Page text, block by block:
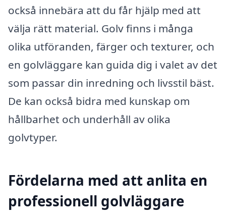
också innebära att du får hjälp med att
välja rätt material. Golv finns i många
olika utföranden, färger och texturer, och
en golvläggare kan guida dig i valet av det
som passar din inredning och livsstil bäst.
De kan också bidra med kunskap om
hållbarhet och underhåll av olika
golvtyper.
Fördelarna med att anlita en
professionell golvläggare